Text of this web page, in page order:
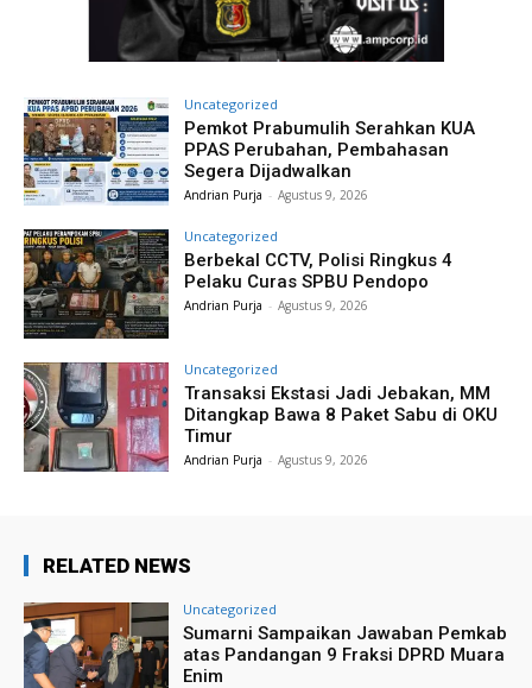
Uncategorized
Pemkot Prabumulih Serahkan KUA
PPAS Perubahan, Pembahasan
Segera Dijadwalkan
Andrian Purja - Agustus 9, 2026
Uncategorized
Berbekal CCTV, Polisi Ringkus 4
Pelaku Curas SPBU Pendopo
Andrian Purja - Agustus 9, 2026
Uncategorized
Transaksi Ekstasi Jadi Jebakan, MM
Ditangkap Bawa 8 Paket Sabu di OKU
Timur
Andrian Purja - Agustus 9, 2026
RELATED NEWS
Uncategorized
Sumarni Sampaikan Jawaban Pemkab
atas Pandangan 9 Fraksi DPRD Muara
Enim